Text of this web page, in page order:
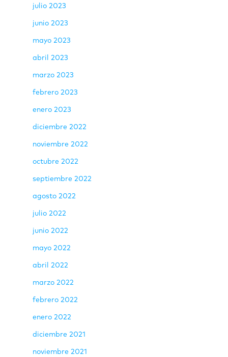
julio 2023
junio 2023
mayo 2023
abril 2023
marzo 2023
febrero 2023
enero 2023
diciembre 2022
noviembre 2022
octubre 2022
septiembre 2022
agosto 2022
julio 2022
junio 2022
mayo 2022
abril 2022
marzo 2022
febrero 2022
enero 2022
diciembre 2021
noviembre 2021